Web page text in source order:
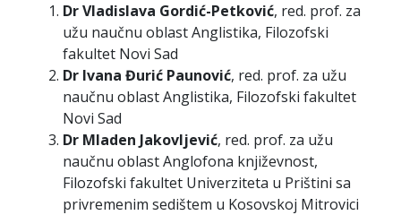
Dr Vladislava Gordić-Petković, red. prof. za
užu naučnu oblast Anglistika, Filozofski
fakultet Novi Sad
Dr Ivana Đurić Paunović, red. prof. za užu
naučnu oblast Anglistika, Filozofski fakultet
Novi Sad
Dr Mladen Jakovljević, red. prof. za užu
naučnu oblast Anglofona književnost,
Filozofski fakultet Univerziteta u Prištini sa
privremenim sedištem u Kosovskoj Mitrovici